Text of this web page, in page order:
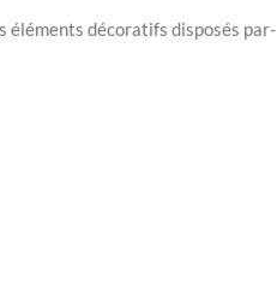
éléments décoratifs disposés par-